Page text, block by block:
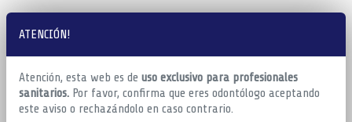
ATENCIÓN!
Atención, esta web es de uso exclusivo para profesionales
sanitarios. Por favor, confirma que eres odontólogo aceptando
este aviso o rechazándolo en caso contrario.